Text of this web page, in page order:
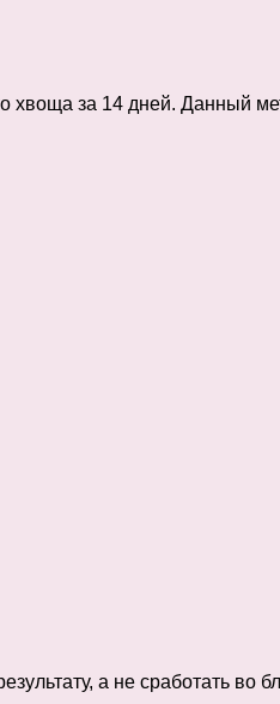
хвоща за 14 дней. Данный
а не сработать во